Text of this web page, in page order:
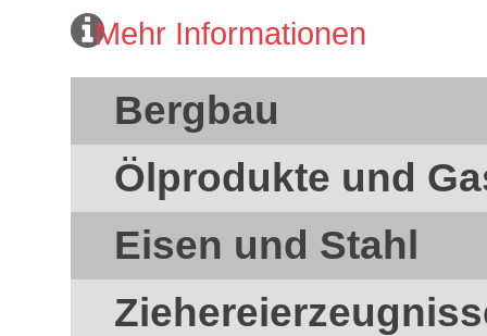
Mehr Informationen
Bergbau
Ölprodukte und
Eisen und Stahl